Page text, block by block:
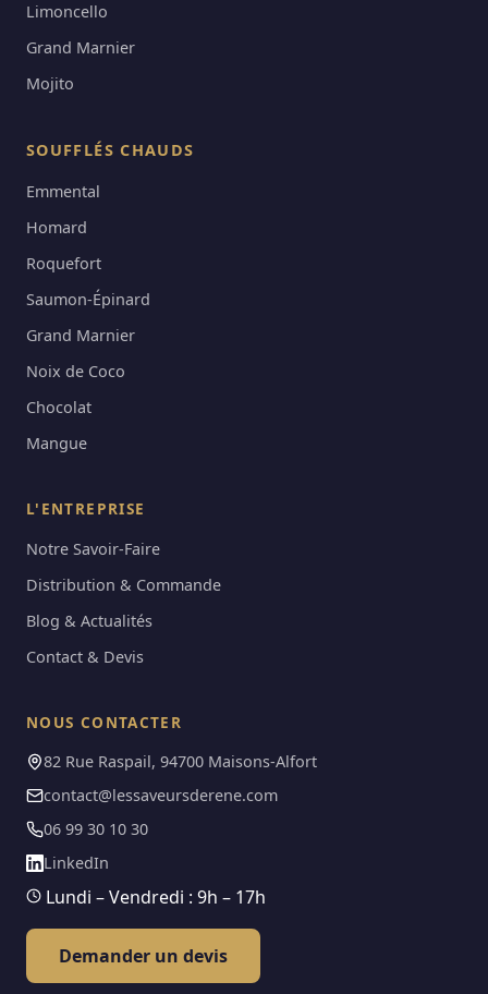
Limoncello
Grand Marnier
Mojito
SOUFFLÉS CHAUDS
Emmental
Homard
Roquefort
Saumon-Épinard
Grand Marnier
Noix de Coco
Chocolat
Mangue
L'ENTREPRISE
Notre Savoir-Faire
Distribution & Commande
Blog & Actualités
Contact & Devis
NOUS CONTACTER
82 Rue Raspail, 94700 Maisons-Alfort
contact@lessaveursderene.com
06 99 30 10 30
LinkedIn
Lundi – Vendredi : 9h – 17h
Demander un devis